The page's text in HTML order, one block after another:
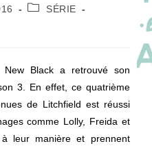
PostSÉRIE
Black a retrouvé son
3. En effet, ce quatrième
de Litchfield est réussi
comme Lolly, Freida et
leur manière et prennent